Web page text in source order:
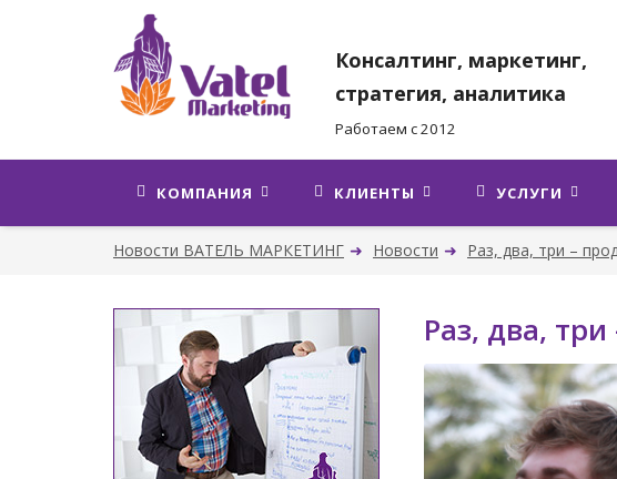
Консалтинг, маркетинг,
стратегия, аналитика
Работаем с 2012
КОМПАНИЯ КЛИЕНТЫ УСЛУГИ
Новости ВАТЕЛЬ МАРКЕТИНГ Новости Раз, два, три –
Раз, два,